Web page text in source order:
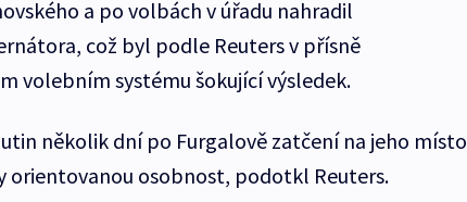
a po volbách v úřadu nahradil
což byl podle Reuters v přísně
volebním systému šokující výsledek.
několik dní po Furgalově zatčení na jeho místo
orientovanou osobnost, podotkl Reuters.